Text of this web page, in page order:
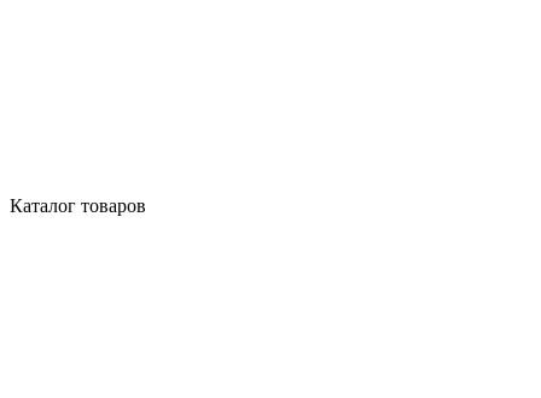
Каталог товаров